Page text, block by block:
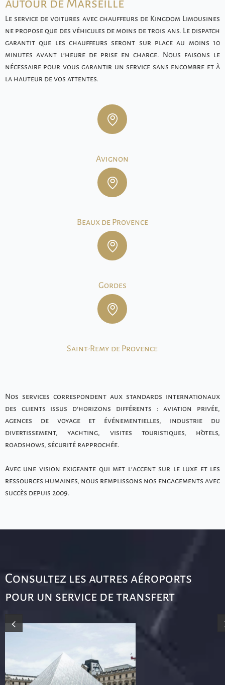
autour de Marseille
Le service de voitures avec chauffeurs de Kingdom Limousines
ne propose que des véhicules de moins de trois ans. Le dispatch
garantit que les chauffeurs seront sur place au moins 10
minutes avant l’heure de prise en charge. Nous faisons le
nécessaire pour vous garantir un service sans encombre et à
la hauteur de vos attentes.
Avignon
Beaux de Provence
Gordes
Saint-Remy de Provence
Nos services correspondent aux standards internationaux
des clients issus d’horizons différents : aviation privée,
agences de voyage et événementielles, industrie du
divertissement, yachting, visites touristiques, hôtels,
roadshows, sécurité rapprochée.
Avec une vision exigeante qui met l’accent sur le luxe et les
ressources humaines, nous remplissons nos engagements avec
succès depuis 2009.
Consultez les autres aéroports
pour un service de transfert